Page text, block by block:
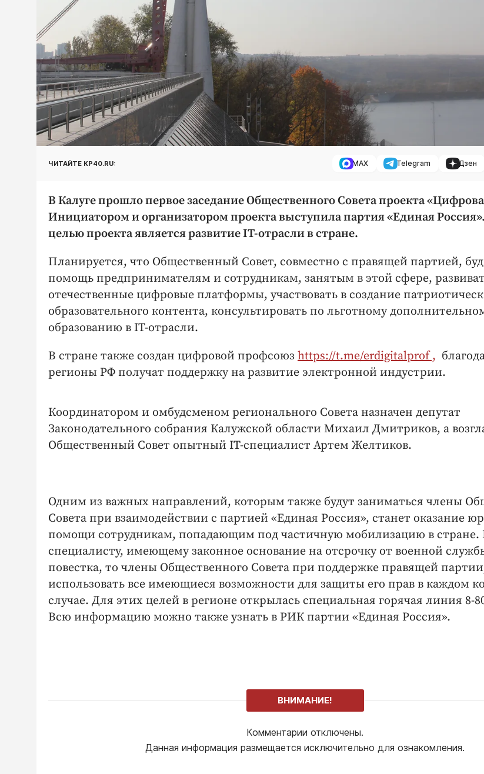
ЧИТАЙТЕ KP40.RU: MAX Telegram Дзен
В Калуге прошло первое заседание Общественного Совета проекта
Инициатором и организатором проекта выступила партия «Единая
целью проекта является развитие IT-отрасли в стране.
Планируется, что Общественный Совет, совместно с правящей партией,
помощь предпринимателям и сотрудникам, занятым в этой сфере,
отечественные цифровые платформы, участвовать в создание
образовательного контента, консультировать по льготному
образованию в IT-отрасли.
В стране также создан цифровой профсоюз https://t.me/erdigitalprof ,
регионы РФ получат поддержку на развитие электронной индустрии.
Координатором и омбудсменом регионального Совета назначен депутат
Законодательного собрания Калужской области Михаил Дмитриков, а
Общественный Совет опытный IT-специалист Артем Желтиков.
Одним из важных направлений, которым также будут заниматься члены
Совета при взаимодействии с партией «Единая Россия», станет оказание
помощи сотрудникам, попадающим под частичную мобилизацию в стране.
специалисту, имеющему законное основание на отсрочку от военной
повестка, то члены Общественного Совета при поддержке правящей
использовать все имеющиеся возможности для защиты его прав в каждом
случае. Для этих целей в регионе открылась специальная горячая линия 8-
Всю информацию можно также узнать в РИК партии «Единая Россия».
ВНИМАНИЕ!
Комментарии отключены.
Данная информация размещается исключительно для ознакомления.